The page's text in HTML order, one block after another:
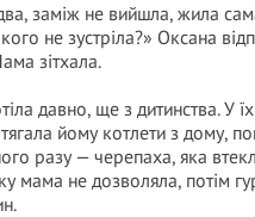
заміж не вийшла, жила
не зустріла?» Оксана
зітхала.
давно, ще з дитинства. У
йому котлети з дому,
разу — черепаха, яка
мама не дозволяла, потім